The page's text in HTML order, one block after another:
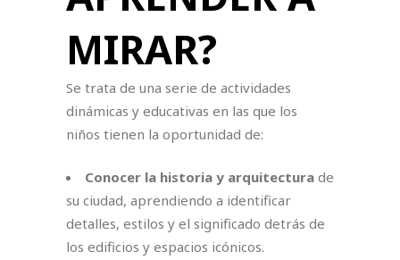
MIRAR?
Se trata de una serie de actividades
dinámicas y educativas en las que los
niños tienen la oportunidad de:
Conocer la historia y arquitectura de
su ciudad, aprendiendo a identificar
detalles, estilos y el significado detrás de
los edificios y espacios icónicos.